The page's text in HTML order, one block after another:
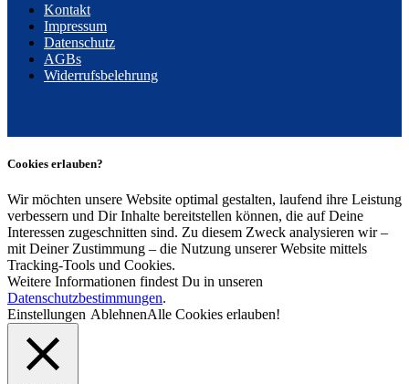
Kontakt
Impressum
Datenschutz
AGBs
Widerrufsbelehrung
Cookies erlauben?
Wir möchten unsere Website optimal gestalten, laufend ihre Leistung
verbessern und Dir Inhalte bereitstellen können, die auf Deine
Interessen zugeschnitten sind. Zu diesem Zweck analysieren wir –
mit Deiner Zustimmung – die Nutzung unserer Website mittels
Tracking-Tools und Cookies.
Weitere Informationen findest Du in unseren
Datenschutzbestimmungen.
Einstellungen AblehnenAlle Cookies erlauben!